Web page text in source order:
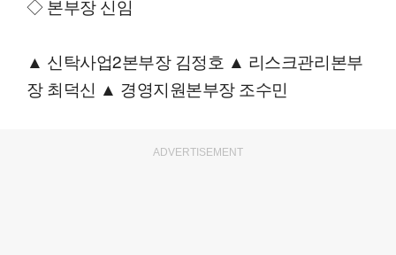
◇ 본부장 신임
▲ 신탁사업2본부장 김정호 ▲ 리스크관리본부
장 최덕신 ▲ 경영지원본부장 조수민
ADVERTISEMENT